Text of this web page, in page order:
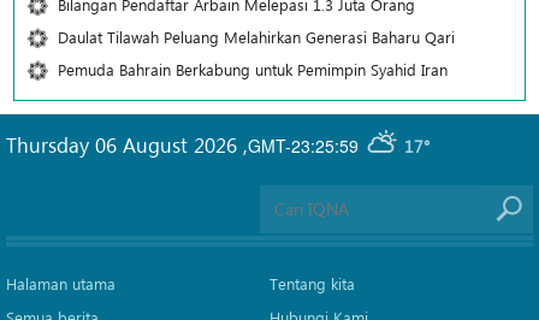
Bilangan Pendaftar Arbain Melepasi 1.3 Juta Orang
Daulat Tilawah Peluang Melahirkan Generasi Baharu Qari
Pemuda Bahrain Berkabung untuk Pemimpin Syahid Iran
GMT-23:25:59 17°
Thursday 06 August 2026 ,
Halaman utama
Tentang kita